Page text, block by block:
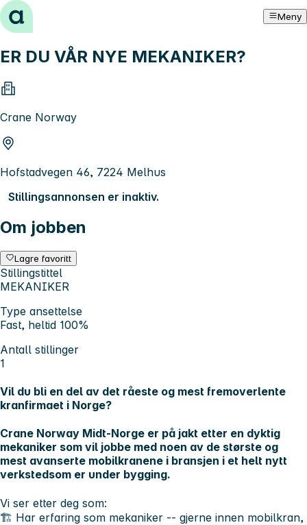
Hopp til innhold Meny
ER DU VÅR NYE MEKANIKER?
Crane Norway
Hofstadvegen 46, 7224 Melhus
Stillingsannonsen er inaktiv.
Om jobben
Lagre favoritt
Stillingstittel
MEKANIKER
Type ansettelse
Fast, heltid 100%
Antall stillinger
1
Vil du bli en del av det råeste og mest fremoverlente
kranfirmaet i Norge?
Crane Norway Midt-Norge er på jakt etter en dyktig
mekaniker som vil jobbe med noen av de største og
mest avanserte mobilkranene i bransjen i et helt nytt
verkstedsom er under bygging.
Vi ser etter deg som:
🏗️ Har erfaring som mekaniker -- gjerne innen mobilkran,